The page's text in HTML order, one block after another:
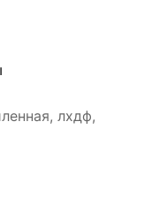
лхдф,